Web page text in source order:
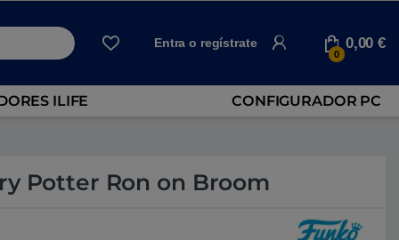
Entra o regístrate
0
0,00€
ILIFE CONFIGURADOR PC
Potter Ron on Broom